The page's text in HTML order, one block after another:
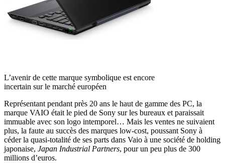
L’avenir de cette marque symbolique est encore
incertain sur le marché européen
Représentant pendant près 20 ans le haut de gamme des PC, la
marque VAIO était le pied de Sony sur les bureaux et paraissait
immuable avec son logo intemporel… Mais les ventes ne suivaient
plus, la faute au succès des marques low-cost, poussant Sony à
céder la quasi-totalité de ses parts dans Vaio à une société de holding
japonaise, Japan Industrial Partners, pour un peu plus de 300
millions d’euros.